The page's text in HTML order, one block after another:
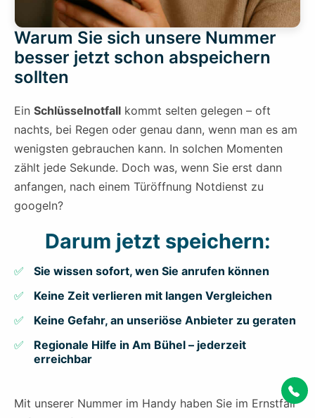
Warum Sie sich unsere Nummer
besser jetzt schon abspeichern
sollten
Ein Schlüsselnotfall kommt selten gelegen – oft
nachts, bei Regen oder genau dann, wenn man es am
wenigsten gebrauchen kann. In solchen Momenten
zählt jede Sekunde. Doch was, wenn Sie erst dann
anfangen, nach einem Türöffnung Notdienst zu
googeln?
Darum jetzt speichern:
Sie wissen sofort, wen Sie anrufen können
Keine Zeit verlieren mit langen Vergleichen
Keine Gefahr, an unseriöse Anbieter zu geraten
Regionale Hilfe in Am Bühel – jederzeit
erreichbar
Mit unserer Nummer im Handy haben Sie im Ernstfall